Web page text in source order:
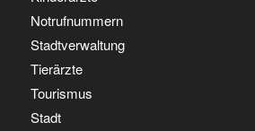
Notrufnummern
Stadtverwaltung
Tierärzte
Tourismus
Stadt